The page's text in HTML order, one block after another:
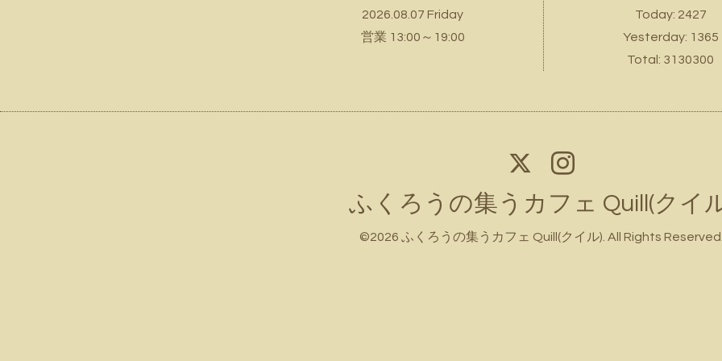
2026.08.07 Friday
営業 13:00～19:00
Today: 2427
Yesterday: 1365
Total: 3130300
ふくろうの集うカフェ Quill(クイ
©2026 ふくろうの集うカフェ Quill(クイル) . All Rights